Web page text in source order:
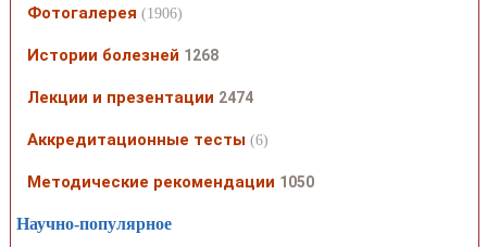
Фотогалерея (1906)
Истории болезней 1268
Лекции и презентации 2474
Аккредитационные тесты (6)
Методические рекомендации 1050
Научно-популярное